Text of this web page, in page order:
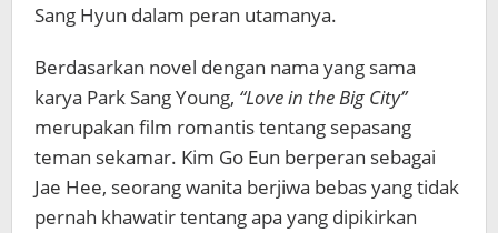
Sang Hyun dalam peran utamanya.
Berdasarkan novel dengan nama yang sama
karya Park Sang Young, “Love in the Big City”
merupakan film romantis tentang sepasang
teman sekamar. Kim Go Eun berperan sebagai
Jae Hee, seorang wanita berjiwa bebas yang tidak
pernah khawatir tentang apa yang dipikirkan